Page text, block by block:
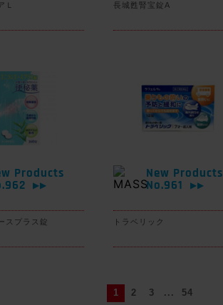
Ｌ 長城甦腎宝錠A
Products
▶▶
スプラス錠
New Products
No.961
▶▶
トラベリック
1 2 3 ... 54